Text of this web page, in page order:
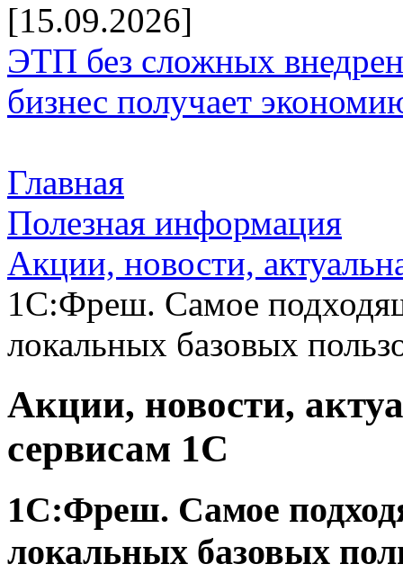
[15.09.2026]
ЭТП без сложных
бизнес получает
Главная
Полезная информация
Акции, новости,
1С:Фреш. Самое
локальных базовых
Акции, новости,
сервисам 1С
1С:Фреш. Самое
локальных базовых